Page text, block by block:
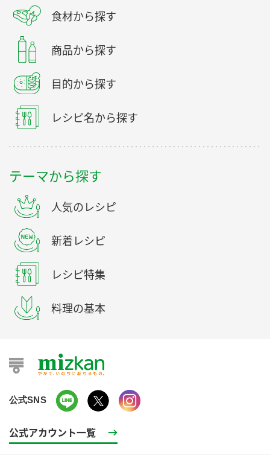
食材から探す
商品から探す
目的から探す
レシピ名から探す
テーマから探す
人気のレシピ
新着レシピ
レシピ特集
料理の基本
公式SNS
公式アカウント一覧